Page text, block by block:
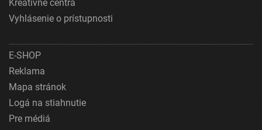
Kreatívne centrá
Vyhlásenie o prístupnosti
E-SHOP
Reklama
Mapa stránok
Logá na stiahnutie
Pre médiá